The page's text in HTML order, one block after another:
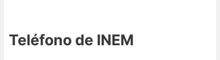
Teléfono de INEM